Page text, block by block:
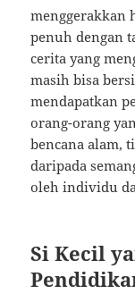
menggerakkan
penuh dengan
cerita yang
masih bisa
mendapatkan
orang-orang
bencana alam,
daripada
oleh individu
Si Kecil